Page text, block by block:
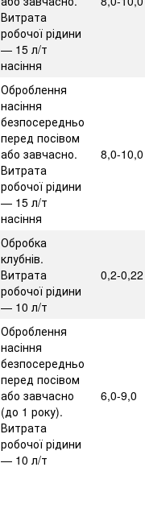
Витрата
робочої рідини
— 15 л/т
насіння
Оброблення
насіння
безпосередньо
перед посівом
або завчасно.
Витрата
робочої рідини
— 15 л/т
насіння
8,0-10,0
Обробка
клубнів.
Витрата
робочої рідини
— 10 л/т
0,2-0,22
Оброблення
насіння
безпосередньо
перед посівом
або завчасно
(до 1 року).
Витрата
робочої рідини
— 10 л/т
6,0-9,0